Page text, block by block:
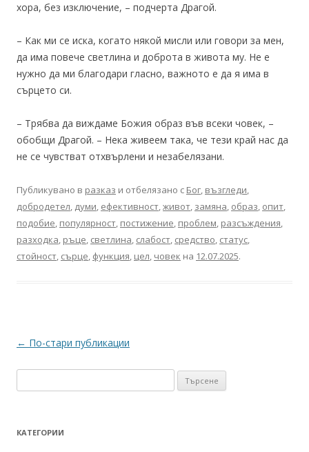
хора, без изключение, – подчерта Драгой.
– Как ми се иска, когато някой мисли или говори за мен,
да има повече светлина и доброта в живота му. Не е
нужно да ми благодари гласно, важното е да я има в
сърцето си.
– Трябва да виждаме Божия образ във всеки човек, –
обобщи Драгой. – Нека живеем така, че тези край нас да
не се чувстват отхвърлени и незабелязани.
Публикувано в разказ и отбелязано с Бог, възгледи,
добродетел, думи, ефективност,живот, замяна, образ, опит,
подобие, популярност, постижение, проблем, разсъждения,
разходка, ръце, светлина, слабост, средство, статус,
стойност, сърце, функция, цел, човек на 12.07.2025.
Навигация
← По-стари публикации
за:
КАТЕГОРИИ